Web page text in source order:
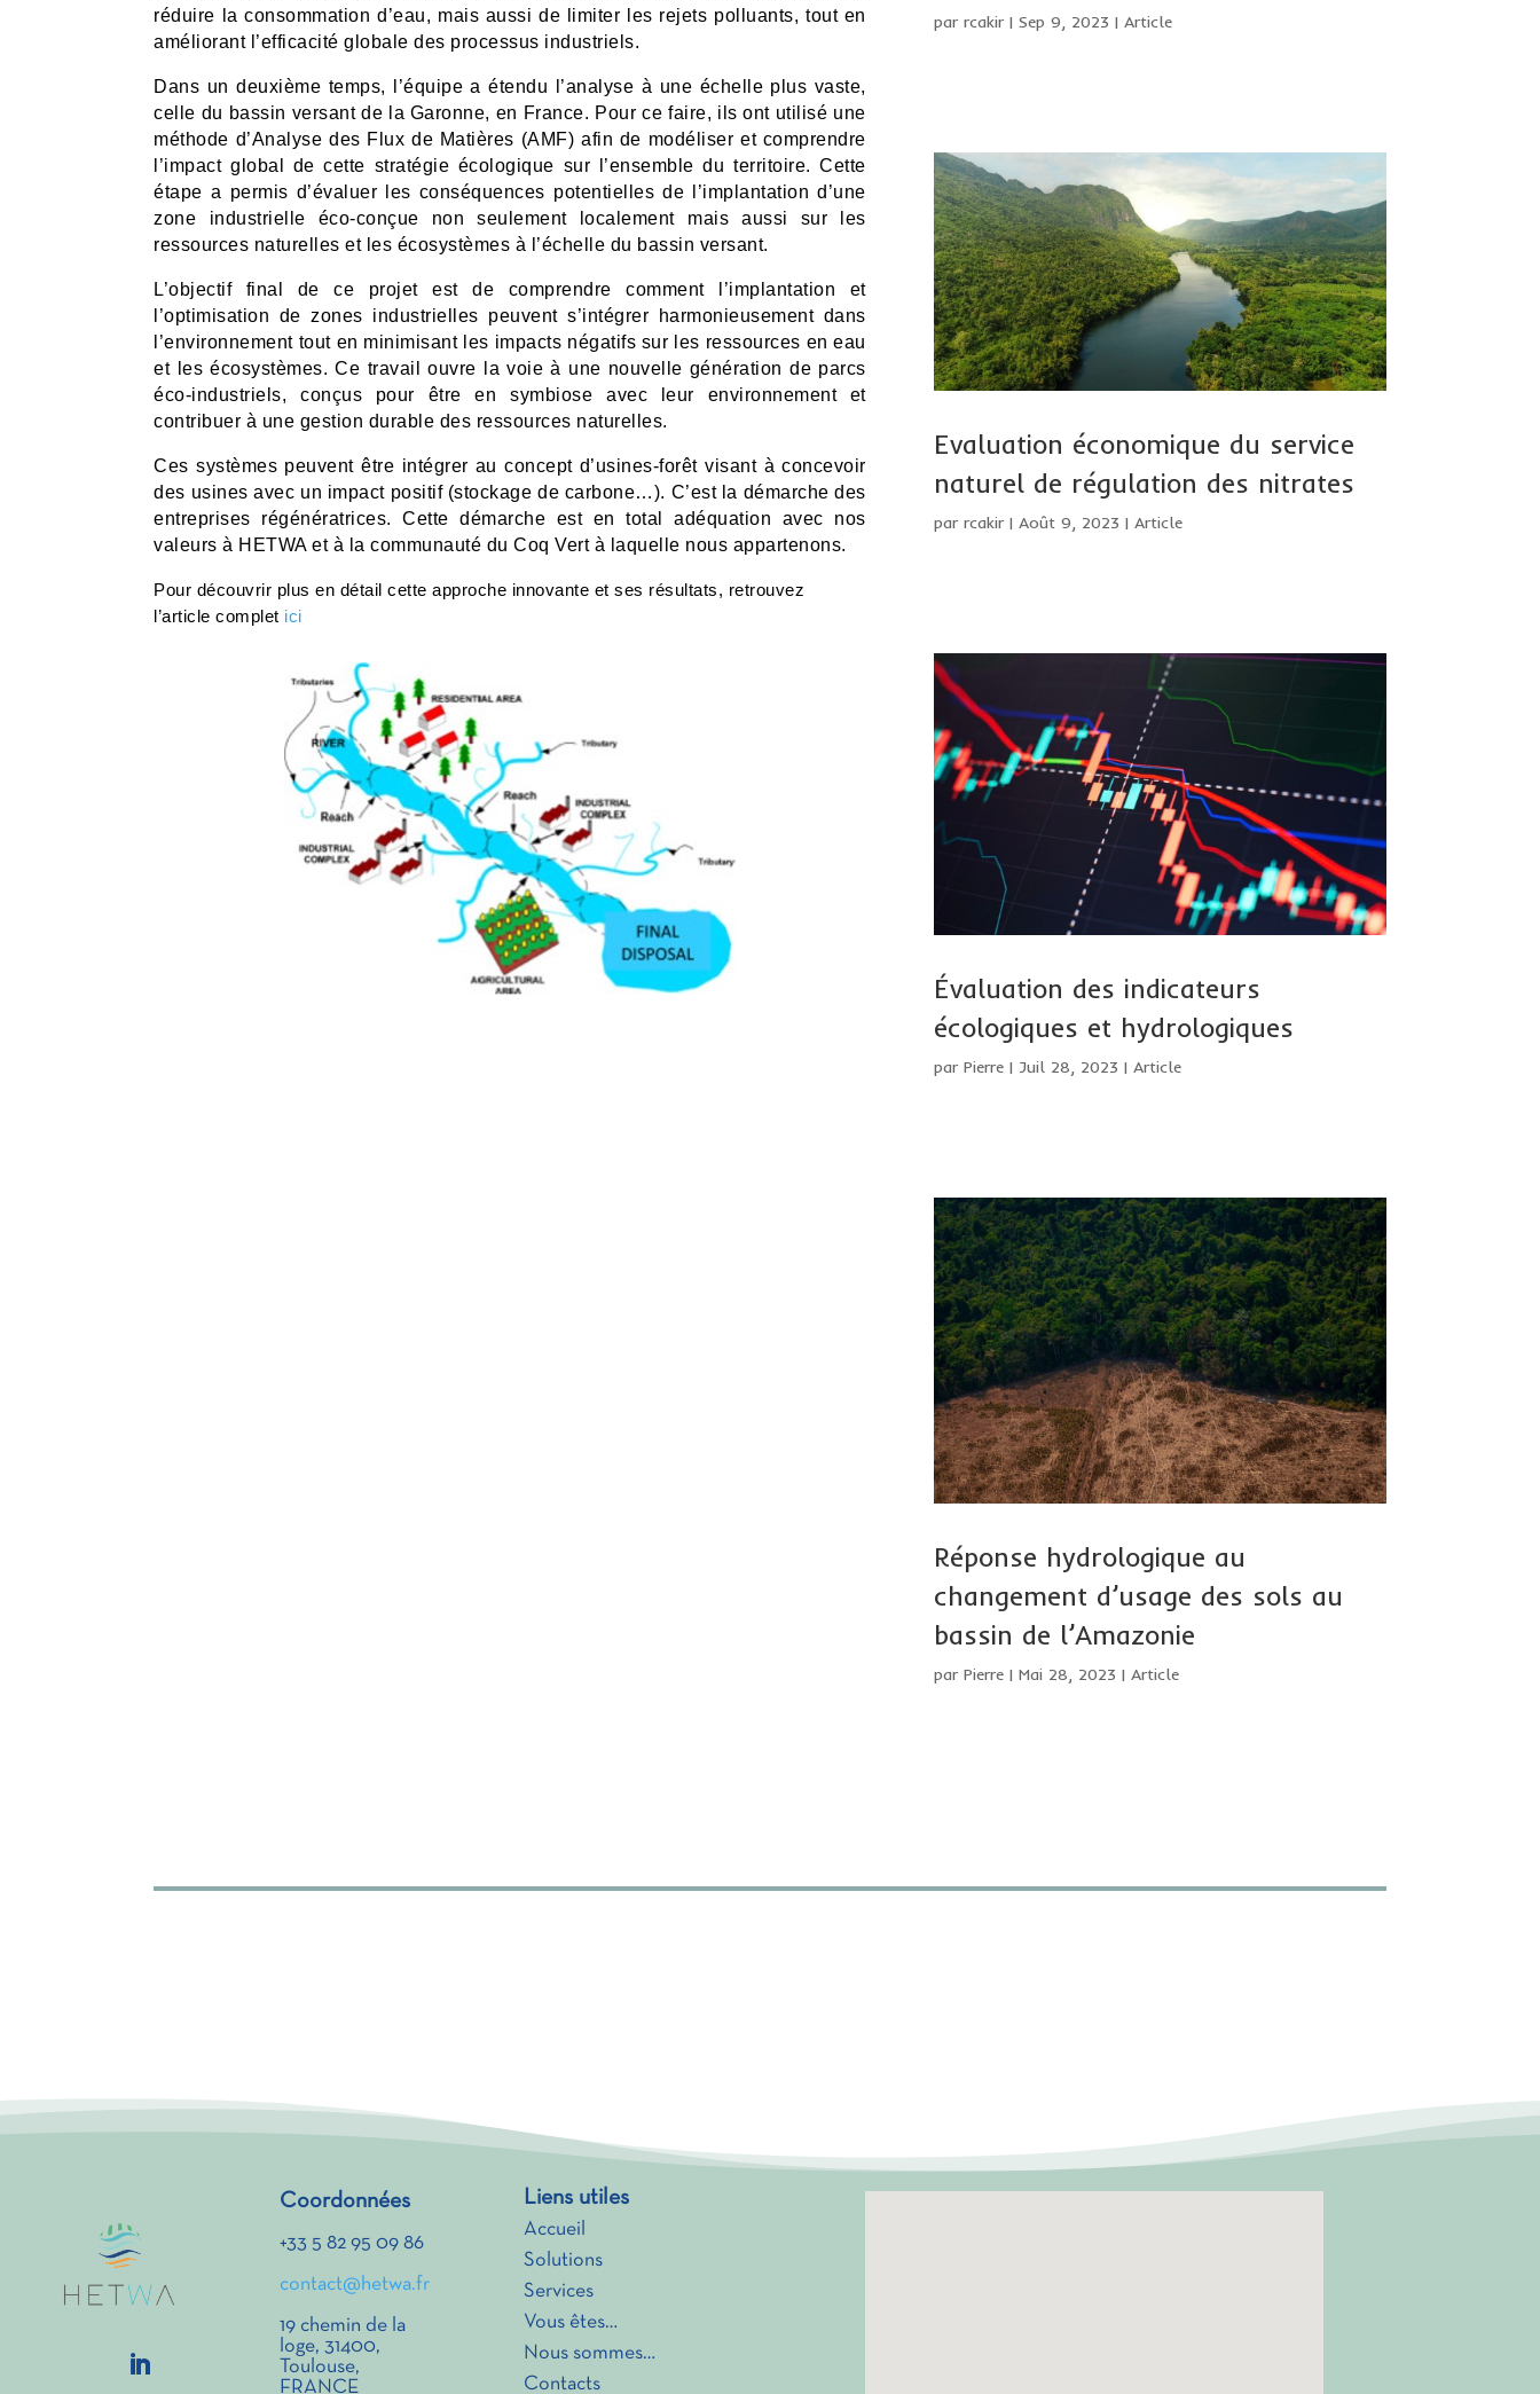
réduire la consommation d’eau, mais aussi de limiter les rejets polluants, tout en
améliorant l’efficacité globale des processus industriels.
Dans un deuxième temps, l’équipe a étendu l’analyse à une échelle plus vaste,
celle du bassin versant de la Garonne, en France. Pour ce faire, ils ont utilisé une
méthode d’Analyse des Flux de Matières (AMF) afin de modéliser et comprendre
l’impact global de cette stratégie écologique sur l’ensemble du territoire. Cette
étape a permis d’évaluer les conséquences potentielles de l’implantation d’une
zone industrielle éco-conçue non seulement localement mais aussi sur les
ressources naturelles et les écosystèmes à l’échelle du bassin versant.
L’objectif final de ce projet est de comprendre comment l’implantation et
l’optimisation de zones industrielles peuvent s’intégrer harmonieusement dans
l’environnement tout en minimisant les impacts négatifs sur les ressources en eau
et les écosystèmes. Ce travail ouvre la voie à une nouvelle génération de parcs
éco-industriels, conçus pour être en symbiose avec leur environnement et
contribuer à une gestion durable des ressources naturelles.
Ces systèmes peuvent être intégrer au concept d’usines-forêt visant à concevoir
des usines avec un impact positif (stockage de carbone…). C’est la démarche des
entreprises régénératrices. Cette démarche est en total adéquation avec nos
valeurs à HETWA et à la communauté du Coq Vert à laquelle nous appartenons.
Pour découvrir plus en détail cette approche innovante et ses résultats, retrouvez
l’article complet ici
par rcakir| Sep 9, 2023 | Article
Evaluation économique du service
naturel de régulation des nitrates
par rcakir| Août 9, 2023 | Article
Évaluation des indicateurs
écologiques et hydrologiques
par Pierre| Juil 28, 2023 | Article
Réponse hydrologique au
changement d’usage des sols au
bassin de l’Amazonie
par Pierre| Mai 28, 2023 | Article
Coordonnées
+33 5 82 95 09 86
contact@hetwa.fr
19 chemin de la
loge, 31400,
Toulouse,
FRANCE
Liens utiles
Accueil
Solutions
Services
Vous êtes…
Nous sommes…
Contacts